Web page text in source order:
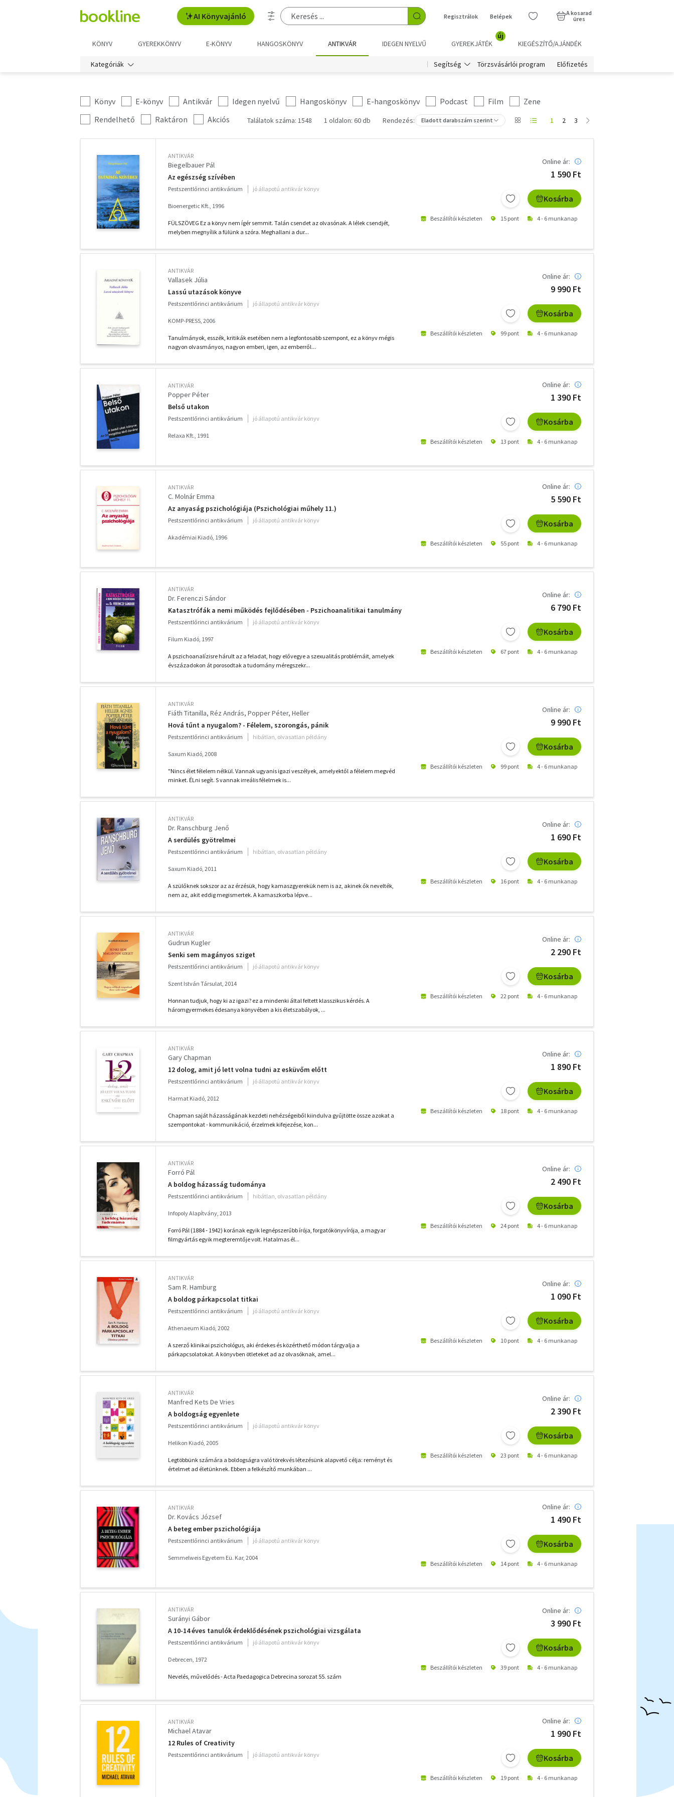
AI Könyvajánló Regisztrálok Belépek
A kosarad
üres
KÖNYV GYEREKKÖNYV E-KÖNYV HANGOSKÖNYV ANTIKVÁR IDEGEN NYELVŰ GYEREKJÁTÉK
új
KIEGÉSZÍTŐ/AJÁNDÉK
Kategóriák Segítség Törzsvásárlói program Előfizetés
Kategória
szűrés
Könyv E-könyv Antikvár Idegen nyelvű Hangoskönyv E-hangoskönyv Podcast Film
Zene
További
szűrők
Rendelhető Raktáron Akciós Találatok száma: 1548 1 oldalon: 60 db Rendezés: Eladott darabszám szerint 1 2 3
ANTIKVÁR
Biegelbauer Pál
Az egészség szívében
Pestszentlőrinci antikvárium jó állapotú antikvár könyv
Bioenergetic Kft., 1996
FÜLSZÖVEG Ez a könyv nem ígér semmit. Talán csendet az olvasónak. A lélek csendjét,
melyben megnyílik a fülünk a szóra. Meghallani a dur...
Online ár:
1 590 Ft
Kosárba
Beszállítói készleten 15 pont 4 - 6 munkanap
ANTIKVÁR
Vallasek Júlia
Lassú utazások könyve
Pestszentlőrinci antikvárium jó állapotú antikvár könyv
KOMP-PRESS, 2006
Tanulmányok, esszék, kritikák esetében nem a legfontosabb szempont, ez a könyv mégis
nagyon olvasmányos, nagyon emberi, igen, az emberről...
Online ár:
9 990 Ft
Kosárba
Beszállítói készleten 99 pont 4 - 6 munkanap
ANTIKVÁR
Popper Péter
Belső utakon
Pestszentlőrinci antikvárium jó állapotú antikvár könyv
Relaxa Kft., 1991
Online ár:
1 390 Ft
Kosárba
Beszállítói készleten 13 pont 4 - 6 munkanap
ANTIKVÁR
C. Molnár Emma
Az anyaság pszichológiája (Pszichológiai műhely 11.)
Pestszentlőrinci antikvárium jó állapotú antikvár könyv
Akadémiai Kiadó, 1996
Online ár:
5 590 Ft
Kosárba
Beszállítói készleten 55 pont 4 - 6 munkanap
ANTIKVÁR
Dr. Ferenczi Sándor
Katasztrófák a nemi működés fejlődésében - Pszichoanalitikai tanulmány
Pestszentlőrinci antikvárium jó állapotú antikvár könyv
Filum Kiadó, 1997
A pszichoanalízisre hárult az a feladat, hogy elővegye a szexualitás problémáit, amelyek
évszázadokon át porosodtak a tudomány méregszekr...
Online ár:
6 790 Ft
Kosárba
Beszállítói készleten 67 pont 4 - 6 munkanap
ANTIKVÁR
Fiáth Titanilla Réz András Popper Péter Heller
Hová tűnt a nyugalom? - Félelem, szorongás, pánik
Pestszentlőrinci antikvárium hibátlan, olvasatlan példány
Saxum Kiadó, 2008
"Nincs élet félelem nélkül. Vannak ugyanis igazi veszélyek, amelyektől a félelem megvéd
minket. ÉLni segít. S vannak irreális félelmek is...
Online ár:
9 990 Ft
Kosárba
Beszállítói készleten 99 pont 4 - 6 munkanap
ANTIKVÁR
Dr. Ranschburg Jenő
A serdülés gyötrelmei
Pestszentlőrinci antikvárium hibátlan, olvasatlan példány
Saxum Kiadó, 2011
A szülőknek sokszor az az érzésük, hogy kamaszgyerekük nem is az, akinek ők nevelték,
nem az, akit eddig megismertek. A kamaszkorba lépve...
Online ár:
1 690 Ft
Kosárba
Beszállítói készleten 16 pont 4 - 6 munkanap
ANTIKVÁR
Gudrun Kugler
Senki sem magányos sziget
Pestszentlőrinci antikvárium jó állapotú antikvár könyv
Szent István Társulat, 2014
Honnan tudjuk, hogy ki az igazi? ez a mindenki által feltett klasszikus kérdés. A
háromgyermekes édesanya könyvében a kis életszabályok, ...
Online ár:
2 290 Ft
Kosárba
Beszállítói készleten 22 pont 4 - 6 munkanap
ANTIKVÁR
Gary Chapman
12 dolog, amit jó lett volna tudni az esküvőm előtt
Pestszentlőrinci antikvárium jó állapotú antikvár könyv
Harmat Kiadó, 2012
Chapman saját házasságának kezdeti nehézségeiből kiindulva gyűjtötte össze azokat a
szempontokat - kommunikáció, érzelmek kifejezése, kon...
Online ár:
1 890 Ft
Kosárba
Beszállítói készleten 18 pont 4 - 6 munkanap
ANTIKVÁR
Forró Pál
A boldog házasság tudománya
Pestszentlőrinci antikvárium hibátlan, olvasatlan példány
Infopoly Alapítvány, 2013
Forró Pál (1884 ‑ 1942) korának egyik legnépszerűbb írója, forgatókönyvírója, a magyar
filmgyártás egyik megteremtője volt. Hatalmas él...
Online ár:
2 490 Ft
Kosárba
Beszállítói készleten 24 pont 4 - 6 munkanap
ANTIKVÁR
Sam R. Hamburg
A boldog párkapcsolat titkai
Pestszentlőrinci antikvárium jó állapotú antikvár könyv
Athenaeum Kiadó, 2002
A szerző klinikai pszichológus, aki érdekes és közérthető módon tárgyalja a
párkapcsolatokat. A könyvben ötleteket ad az olvasóknak, amel...
Online ár:
1 090 Ft
Kosárba
Beszállítói készleten 10 pont 4 - 6 munkanap
ANTIKVÁR
Manfred Kets De Vries
A boldogság egyenlete
Pestszentlőrinci antikvárium jó állapotú antikvár könyv
Helikon Kiadó, 2005
Legtöbbünk számára a boldogságra való törekvés létezésünk alapvető célja: reményt és
értelmet ad életünknek. Ebben a felkészítő munkában ...
Online ár:
2 390 Ft
Kosárba
Beszállítói készleten 23 pont 4 - 6 munkanap
ANTIKVÁR
Dr. Kovács József
A beteg ember pszichológiája
Pestszentlőrinci antikvárium jó állapotú antikvár könyv
Semmelweis Egyetem Eü. Kar, 2004
Online ár:
1 490 Ft
Kosárba
Beszállítói készleten 14 pont 4 - 6 munkanap
ANTIKVÁR
Surányi Gábor
A 10-14 éves tanulók érdeklődésének pszichológiai vizsgálata
Pestszentlőrinci antikvárium jó állapotú antikvár könyv
Debrecen, 1972
Nevelés, művelődés - Acta Paedagogica Debrecina sorozat 55. szám
Online ár:
3 990 Ft
Kosárba
Beszállítói készleten 39 pont 4 - 6 munkanap
ANTIKVÁR
Michael Atavar
12 Rules of Creativity
Pestszentlőrinci antikvárium jó állapotú antikvár könyv
Online ár:
1 990 Ft
Kosárba
Beszállítói készleten 19 pont 4 - 6 munkanap